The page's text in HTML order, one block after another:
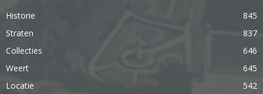
Historie
845
Straten
837
Collecties
646
Weert
645
Locatie
542